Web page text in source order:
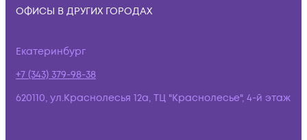
ОФИСЫ В ДРУГИХ ГОРОДАХ
Екатеринбург
+7 (343) 379-98-38
620110, ул.Краснолесья 12а, ТЦ "Краснолесье", 4-й этаж